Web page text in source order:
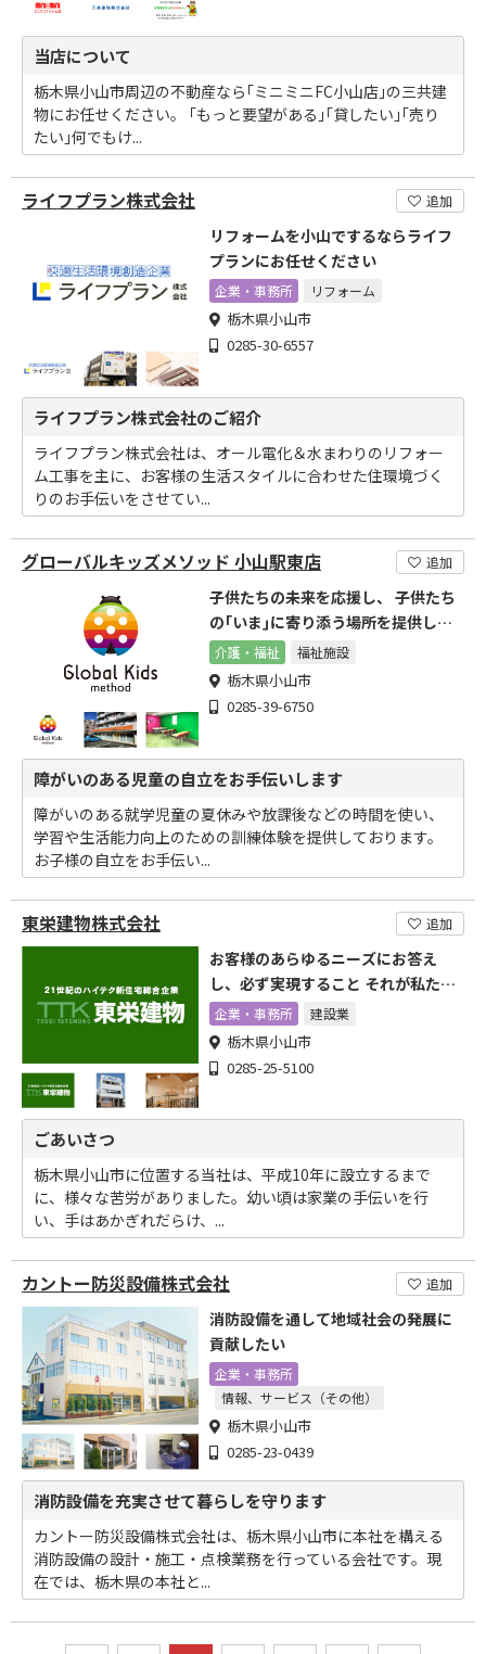
当店について
栃木県小山市周辺の不動産なら｢ミニミニFC小山店｣の三共建
物にお任せください。 ｢もっと要望がある｣｢貸したい｣｢売り
たい｣何でもけ...
ライフプラン株式会社 追加
リフォームを小山でするならライフ
プランにお任せください
企業・事務所 リフォーム
栃木県小山市
0285-30-6557
ライフプラン株式会社のご紹介
ライフプラン株式会社は、オール電化＆水まわりのリフォー
ム工事を主に、お客様の生活スタイルに合わせた住環境づく
りのお手伝いをさせてい...
グローバルキッズメソッド 小山駅東店 追加
子供たちの未来を応援し、 子供たち
の｢いま｣に寄り添う場所を提供しま
す介護・福祉 福祉施設
栃木県小山市
0285-39-6750
障がいのある児童の自立をお手伝いします
障がいのある就学児童の夏休みや放課後などの時間を使い、
学習や生活能力向上のための訓練体験を提供しております。
お子様の自立をお手伝い...
東栄建物株式会社 追加
お客様のあらゆるニーズにお答え
し、必ず実現すること それが私たち
の使命
企業・事務所 建設業
栃木県小山市
0285-25-5100
ごあいさつ
栃木県小山市に位置する当社は、平成10年に設立するまで
に、様々な苦労がありました。幼い頃は家業の手伝いを行
い、手はあかぎれだらけ、...
カントー防災設備株式会社 追加
消防設備を通して地域社会の発展に
貢献したい
企業・事務所
情報、サービス（その他）
栃木県小山市
0285-23-0439
消防設備を充実させて暮らしを守ります
カントー防災設備株式会社は、栃木県小山市に本社を構える
消防設備の設計・施工・点検業務を行っている会社です。現
在では、栃木県の本社と...